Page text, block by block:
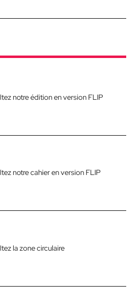
notre édition en version FLIP
notre cahier en version FLIP
la zone circulaire